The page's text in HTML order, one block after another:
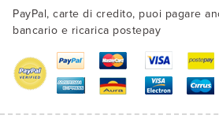
PayPal, carte di credito, puoi pagare
bancario e ricarica postepay